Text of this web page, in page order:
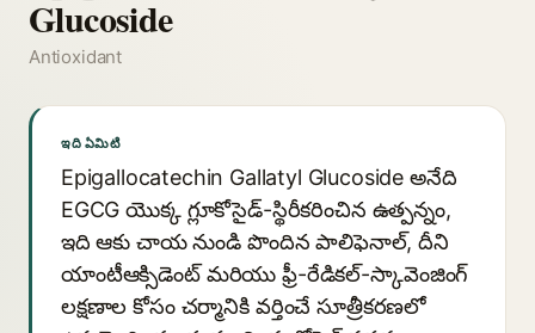
Glucoside
Antioxidant
ఇది ఏమిటి
Epigallocatechin Gallatyl Glucoside అనేది
EGCG యొక్క గ్లూకోసైడ్-స్థిరీకరించిన ఉత్పన్నం,
ఇది ఆకు చాయ నుండి పొందిన పాలిఫెనాల్, దీని
యాంటీఆక్సిడెంట్ మరియు ఫ్రీ-రేడికల్-స్కావెంజింగ్
లక్షణాల కోసం చర్మానికి వర్తించే సూత్రీకరణలో